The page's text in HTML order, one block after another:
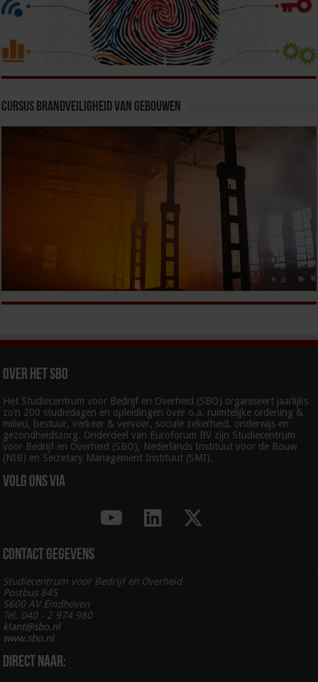
Cursus Brandveiligheid van Gebouwen
Over het SBO
Het Studiecentrum voor Bedrijf en Overheid (SBO) organiseert jaarlijks
zo’n 200 studiedagen en opleidingen over o.a. ruimtelijke ordening &
milieu, bestuur, verkeer & vervoer, sociale zekerheid, onderwijs en
gezondheidszorg. Onderdeel van Euroforum BV zijn Studiecentrum
voor Bedrijf en Overheid (SBO), Nederlands Instituut voor de Bouw
(NIB) en Secretary Management Instituut (SMI).
Volg ons via
Contact gegevens
Studiecentrum voor Bedrijf en Overheid
Postbus 845
5600 AV Eindhoven
Tel. 040 - 2 974 980
klant@sbo.nl
www.sbo.nl
Direct naar: